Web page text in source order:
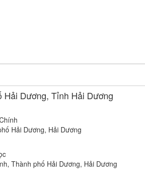
Hải Dương, Tỉnh Hải Dương
Hải Dương, Hải Dương
Thành phố Hải Dương, Hải Dương